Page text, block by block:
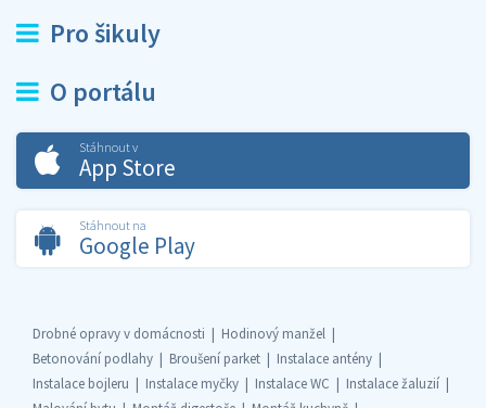
Pro šikuly
O portálu
Stáhnout v
App Store
Stáhnout na
Google Play
Drobné opravy v domácnosti
Hodinový manžel
Betonování podlahy
Broušení parket
Instalace antény
Instalace bojleru
Instalace myčky Instalace WC
Instalace žaluzií